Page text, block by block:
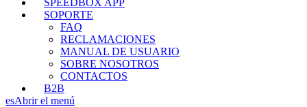
SPEEDBOX APP
SOPORTE
FAQ
RECLAMACIONES
MANUAL DE USUARIO
SOBRE NOSOTROS
CONTACTOS
B2B
esAbrir el menú